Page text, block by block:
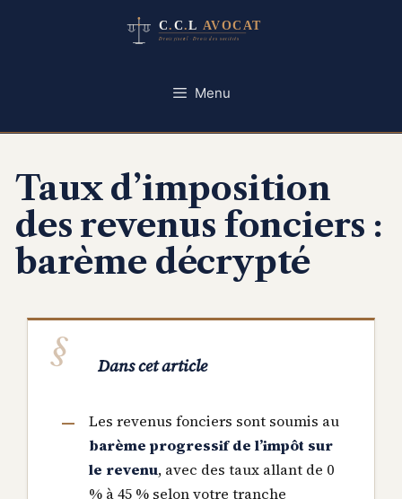
Menu
Taux d’imposition
des revenus fonciers :
barème décrypté
Dans cet article
Les revenus fonciers sont soumis au
barème progressif de l’impôt sur
le revenu, avec des taux allant de 0
% à 45 % selon votre tranche